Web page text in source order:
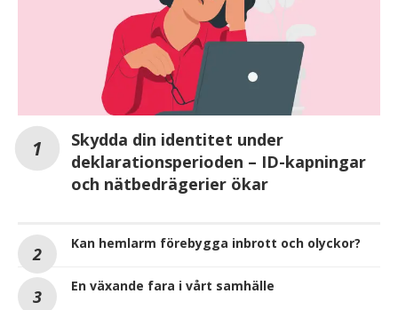
Skydda din identitet under
deklarationsperioden – ID-kapningar
och nätbedrägerier ökar
Kan hemlarm förebygga inbrott och olyckor?
En växande fara i vårt samhälle